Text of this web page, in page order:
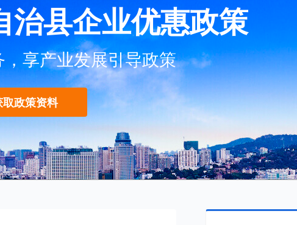
治县企业优惠政策
享产业发展引导政策
政策资料